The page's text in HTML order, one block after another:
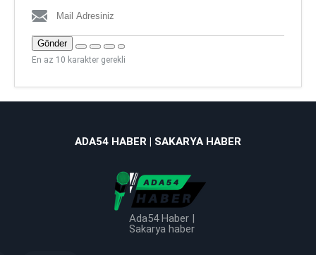
Gönder
En az 10 karakter gerekli
ADA54 HABER | SAKARYA HABER
Ada54 Haber |
Sakarya haber